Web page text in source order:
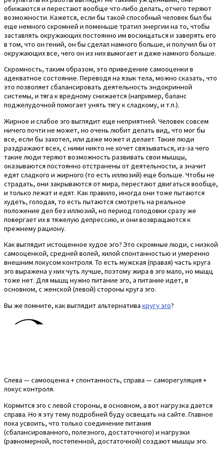
обижаются и перестают вообще что-либо делать, отчего теряют
возможности. Кажется, если бы такой способный человек был бы
еще немного скромней и поменьше тратил энергии на то, чтобы
заставлять окружающих постоянно им восхищаться и заверять его
в том, что он гений, он бы сделал намного больше, и получил бы от
окружающих все, чего он из них вымогает и даже намного больше.
Скромность, таким образом, это приведение самооценки в
адекватное состояние. Переводя на язык тела, можно сказать, что
это позволяет сбалансировать деятельность эндокринной
системы, и тяга к вредному снижается (например, баланс
поджелудочной помогает унять тягу к сладкому, и т.п.).
Жирное и слабое эго выглядит еще неприятней. Человек совсем
ничего почти не может, но очень любит делать вид, что мог бы
все, если бы захотел, или даже может и делает. Такие люди
раздражают всех, с ними никто не хочет связываться, из-за чего
такие люди теряют возможность развивать свои мышцы,
оказываются постоянно отстранены от деятельности, а значит
едят сладкого и жирного (то есть иллюзий) еще больше. Чтобы не
страдать, они закрываются от мира, перестают двигаться вообще,
и только лежат и едят. Как правило, иногда они тоже пытаются
худеть, голодая, то есть пытаются смотреть на реальное
положение дел без иллюзий, но период голодовки сразу же
повергает их в тяжелую депрессию, и они возвращаются к
прежнему рациону.
Как выглядит истощенное худое эго? Это скромные люди, с низкой
самооценкой, средней волей, хилой спонтанностью и умеренно
внешним локусом контроля. То есть мужская (правая) часть круга
эго выражена у них чуть лучше, поэтому жира в эго мало, но мыщц
тоже нет. Для мышц нужно питание эго, а питание идет, в
основном, с женской (левой) стороны круга эго.
Вы же помните, как выглядит альтернатива кругу эго?
Слева — самооценка + спонтанность, справа — саморегуляция +
локус контроля.
Кормится эго с левой стороны, в основном, а вот нагрузка дается
справа. Но я эту тему подробней буду освещать на сайте. Главное
пока усвоить, что только соединение питания
(сбалансированного, полезного, достаточного) и нагрузки
(равномерной, постепенной, достаточной) создают мышцы эго.